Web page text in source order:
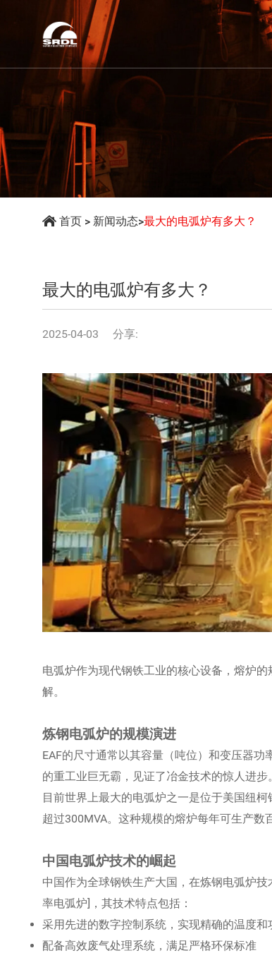
首页 > 新闻动态>最大的电弧炉有多大？
最大的电弧炉有多大？
2025-04-03 分享:
电弧炉作为现代钢铁工业的核心设备，熔炉
解。
炼钢电弧炉的规模演进
EAF的尺寸通常以其容量（吨位）和变压器
的重工业巨无霸，见证了冶金技术的惊人进步。
目前世界上最大的电弧炉之一是位于美国纽
超过300MVA。这种规模的熔炉每年可生产数
中国电弧炉技术的崛起
中国作为全球钢铁生产大国，在炼钢电弧炉
率电弧炉]，其技术特点包括：
采用先进的数字控制系统，实现精确的温度和
配备高效废气处理系统，满足严格环保标准